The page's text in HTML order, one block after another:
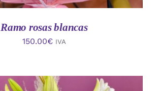
Ramo rosas blancas
150.00€ IVA